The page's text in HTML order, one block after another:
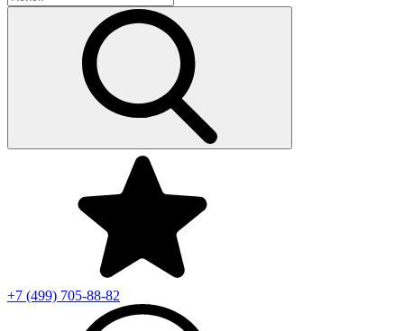
+7 (499) 705-88-82